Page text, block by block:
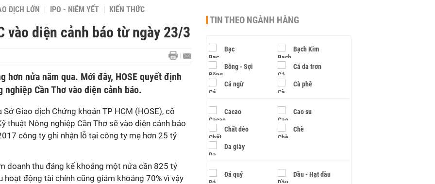
DỊCH LỚN IPO - NIÊM YẾT KIẾN THỨC
vào diện cảnh báo từ ngày 23/3
hơn nửa năm qua. Mới đây, HOSE quyết định
nghiệp Cần Thơ vào diện cảnh báo.
Giao dịch Chứng khoán TP HCM (HOSE), cổ
thuật Nông nghiệp Cần Thơ sẽ vào diện cảnh báo
công ty ghi nhận lỗ tại công ty mẹ hơn 25 tỷ
doanh thu đáng kể khoảng một nửa cần 825 tỷ
hoạt động tài chính cũng giảm khoảng 70% vì vậy
TIN THEO NGÀNH HÀNG
Bạc Bạch Kim
Bông - Sợi Cá da trơn
Cá ngừ Cà phê
Cacao Cao su
Chất dẻo Chè
Da giày
Đá quý Dầu - Hạt dầu